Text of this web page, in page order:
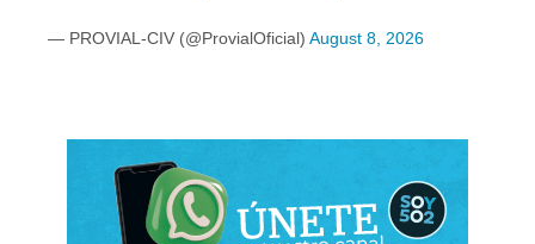
— PROVIAL-CIV (@ProvialOficial) August 8, 2026